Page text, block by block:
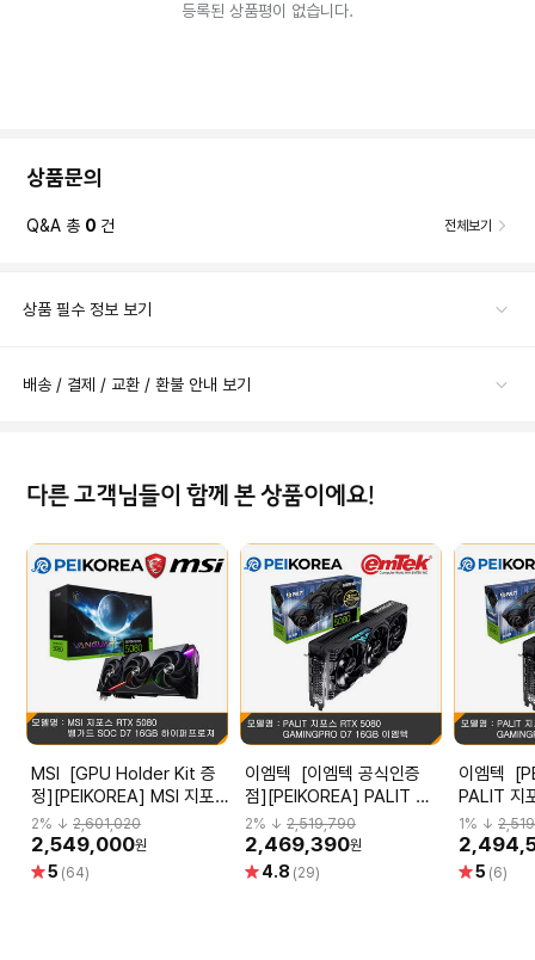
등록된 상품평이 없습니다.
상품문의
Q&A 총 0 건 전체보기
상품 필수 정보 보기
배송 / 결제 / 교환 / 환불 안내 보기
다른 고객님들이 함께 본 상품이에요!
MSI [GPU Holder Kit 증
정][PEIKOREA] MSI 지포
스 RTX 5080 뱅가드 SOC
D7 16GB 하이퍼프로져
2% ↓ 2,601,020
2,549,000원
별5 (64)
이엠텍 [이엠텍 공식인증
점][PEIKOREA] PALIT 지
포스 RTX 5080
GAMINGPRO D7 16GB 이
엠텍
2% ↓2,519,790
2,469,390원
별 4.8 (29)
이엠텍 [PEIKOREA]
PALIT 지
엠텍
1 % ↓
별5 (6)